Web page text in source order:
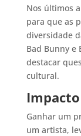
Nos últimos
para que as
diversidade
Bad Bunny e
destacar
cultural.
Ganhar um
um artista,